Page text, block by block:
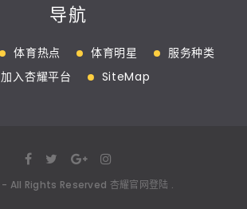
导航
体育热点 体育明星
服务种类
加入杏耀平台
SiteMap
- All Rights Reserved 杏耀官网登陆 .